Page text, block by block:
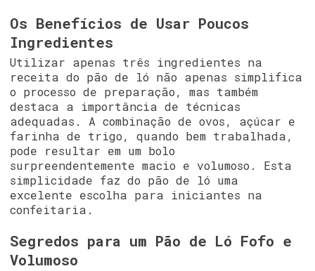
Os Benefícios de Usar Poucos
Ingredientes
Utilizar apenas três ingredientes na
receita do pão de ló não apenas simplifica
o processo de preparação, mas também
destaca a importância de técnicas
adequadas. A combinação de ovos, açúcar e
farinha de trigo, quando bem trabalhada,
pode resultar em um bolo
surpreendentemente macio e volumoso. Esta
simplicidade faz do pão de ló uma
excelente escolha para iniciantes na
confeitaria.
Segredos para um Pão de Ló Fofo e
Volumoso